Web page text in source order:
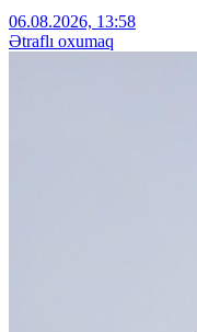
06.08.2026, 13:58
Ətraflı oxumaq